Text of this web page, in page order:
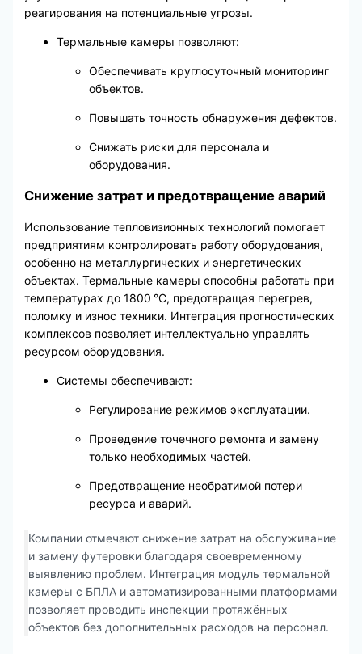
реагирования на потенциальные угрозы.
Термальные камеры позволяют:
Обеспечивать круглосуточный мониторинг
объектов.
Повышать точность обнаружения дефектов.
Снижать риски для персонала и
оборудования.
Снижение затрат и предотвращение аварий
Использование тепловизионных технологий помогает
предприятиям контролировать работу оборудования,
особенно на металлургических и энергетических
объектах. Термальные камеры способны работать при
температурах до 1800 °C, предотвращая перегрев,
поломку и износ техники. Интеграция прогностических
комплексов позволяет интеллектуально управлять
ресурсом оборудования.
Системы обеспечивают:
Регулирование режимов эксплуатации.
Проведение точечного ремонта и замену
только необходимых частей.
Предотвращение необратимой потери
ресурса и аварий.
Компании отмечают снижение затрат на обслуживание
и замену футеровки благодаря своевременному
выявлению проблем. Интеграция модуль термальной
камеры с БПЛА и автоматизированными платформами
позволяет проводить инспекции протяжённых
объектов без дополнительных расходов на персонал.